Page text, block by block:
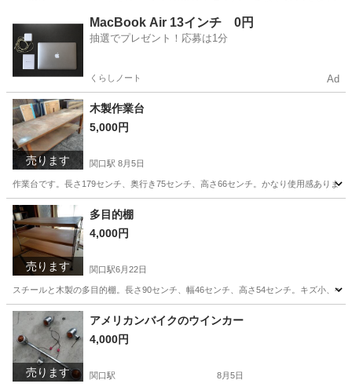
関口駅 テレビ 19インチ
MacBook Air 13インチ 0円
抽選でプレゼント！応募は1分
くらしノート Ad
売ります
木製作業台
5,000円
関口駅 8月5日
作業台です。長さ179センチ、奥行き75センチ、高さ66センチ。かなり使用感ありま
岐阜 関市 関口駅
売ります
多目的棚
4,000円
関口駅6月22日
スチールと木製の多目的棚。長さ90センチ、幅46センチ、高さ54センチ。キズ小、
岐阜 関市 関口駅 その他 木製
売ります
アメリカンバイクのウインカー
4,000円
関口駅 8月5日